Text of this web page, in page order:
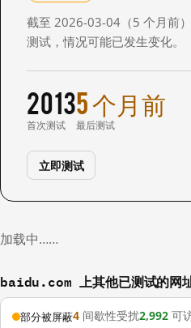
截至 2026-03-04（5 个月前
测试，情况可能已发生变化。
2013
首次测试
5 个月前
最后测试
立即测试
加载中……
baidu.com 上其他已测试的网
部分被屏蔽4 间歇性受扰2,992 可